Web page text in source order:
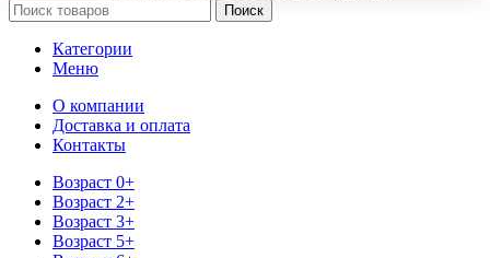
Поиск
Категории
Меню
О компании
Доставка и оплата
Контакты
Возраст 0+
Возраст 2+
Возраст 3+
Возраст 5+